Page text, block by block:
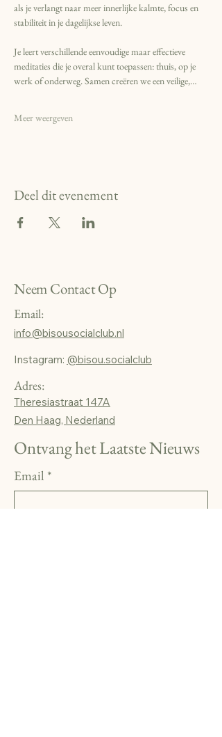
als je verlangt naar meer innerlijke kalmte, focus en
stabiliteit in je dagelijkse leven.
Je leert verschillende eenvoudige maar effectieve
meditaties die je overal kunt toepassen: thuis, op je
werk of onderweg. Samen creëren we een veilige,…
Meer weergeven
Deel dit evenement
Neem Contact Op
Email:
info@bisousocialclub.nl
Instagram: @bisou.socialclub
Adres:
Theresiastraat 147A
Den Haag, Nederland
Ontvang het Laatste Nieuws
Email *